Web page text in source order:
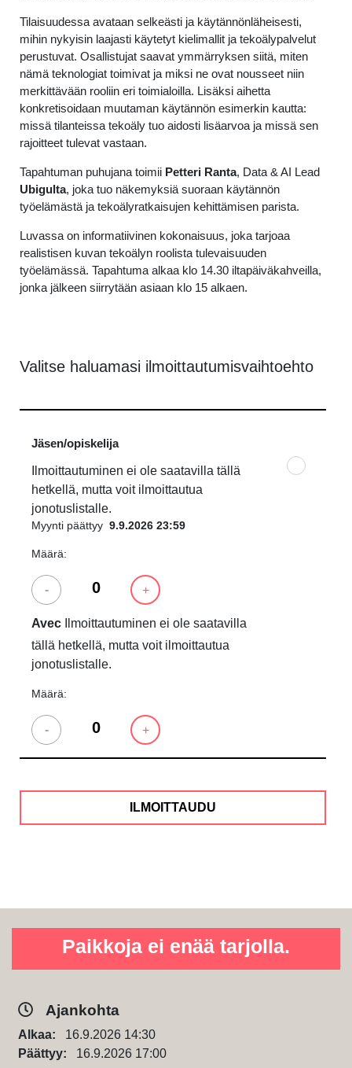
Tilaisuudessa avataan selkeästi ja käytännönläheisesti,
mihin nykyisin laajasti käytetyt kielimallit ja tekoälypalvelut
perustuvat. Osallistujat saavat ymmärryksen siitä, miten
nämä teknologiat toimivat ja miksi ne ovat nousseet niin
merkittävään rooliin eri toimialoilla. Lisäksi aihetta
konkretisoidaan muutaman käytännön esimerkin kautta:
missä tilanteissa tekoäly tuo aidosti lisäarvoa ja missä sen
rajoitteet tulevat vastaan.
Tapahtuman puhujana toimii Petteri Ranta, Data & AI Lead
Ubigulta, joka tuo näkemyksiä suoraan käytännön
työelämästä ja tekoälyratkaisujen kehittämisen parista.
Luvassa on informatiivinen kokonaisuus, joka tarjoaa
realistisen kuvan tekoälyn roolista tulevaisuuden
työelämässä. Tapahtuma alkaa klo 14.30 iltapäiväkahveilla,
jonka jälkeen siirrytään asiaan klo 15 alkaen.
Valitse haluamasi ilmoittautumisvaihtoehto
Jäsen/opiskelija
Ilmoittautuminen ei ole saatavilla tällä
hetkellä, mutta voit ilmoittautua
jonotuslistalle.
Myynti päättyy 9.9.2026 23:59
Määrä:
- +
Avec
Ilmoittautuminen ei ole saatavilla
tällä hetkellä, mutta voit ilmoittautua
jonotuslistalle.
Määrä:
- +
Paikkoja ei enää tarjolla.
Ajankohta
Alkaa: 16.9.2026 14:30
Päättyy: 16.9.2026 17:00